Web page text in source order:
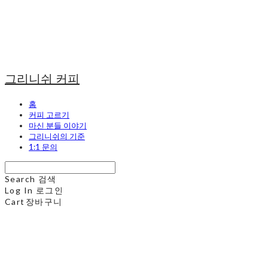
그리니쉬 커피
홈
커피 고르기
마신 분들 이야기
그리니쉬의 기준
1:1 문의
Search 검색
Log In 로그인
Cart 장바구니